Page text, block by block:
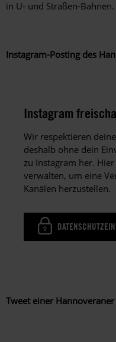
in U- und Straßen-Bahnen.
Instagram-Posting des
Instagram
Wir respektieren
deshalb ohne dein
zu Instagram her.
verwalten, um eine
Kanälen herzustellen.
Tweet einer